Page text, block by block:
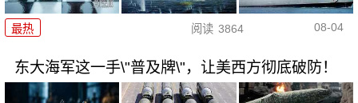
最热 阅读 3864 08-04
东大海军这一手\"普及牌\"，让美西方彻底破防！